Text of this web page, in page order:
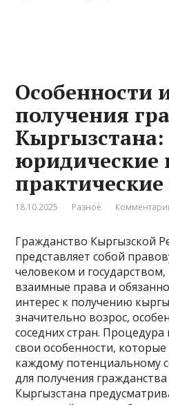
Особенности
получения
Кыргызстана:
юридические
18.10.2025 Разное
Гражданство Кыргызской
представляет собой
человеком и
взаимные права и
интерес к получению
значительно возрос,
соседних стран.
свои особенности,
каждому потенциальному
для получения
Кыргызстана